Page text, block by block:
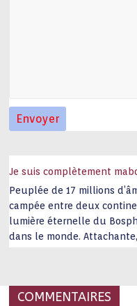
Je suis complètement
Peuplée de 17 millions
campée entre deux
lumière éternelle du
dans le monde.
COMMENTAIRES